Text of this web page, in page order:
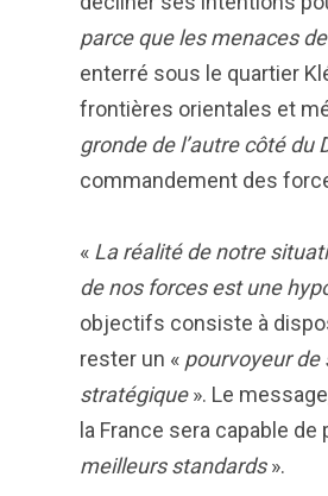
parce que les menaces
enterré sous le quartier
frontières orientales et
gronde de l’autre côté du
commandement des
« La réalité de notre
de nos forces est une
objectifs consiste à
rester un « pourvoyeur de
stratégique». Le
la France sera capable
meilleurs standards».